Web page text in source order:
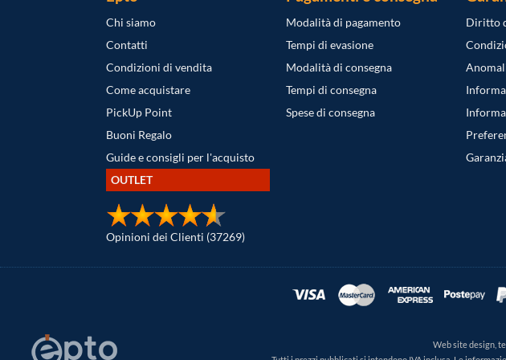
Chi siamo
Contatti
Condizioni di vendita
Come acquistare
PickUp Point
Buoni Regalo
Guide e consigli per l'acquisto
OUTLET
Opinioni dei Clienti (37269)
Modalità di pagamento
Tempi di evasione
Modalità di consegna
Tempi di consegna
Spese di consegna
Diritto
Web site design,